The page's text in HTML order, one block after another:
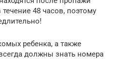
48 часов, поэтому
ребенка, а также
должны знать номера